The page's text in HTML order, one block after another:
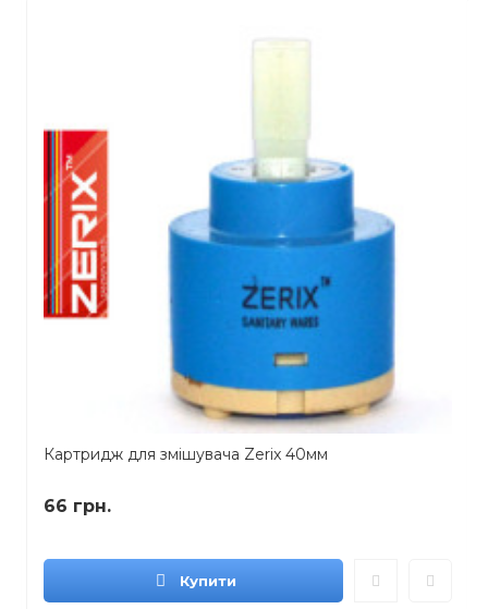
Картридж для змішувача Zerix 40мм
66 грн.
Купити